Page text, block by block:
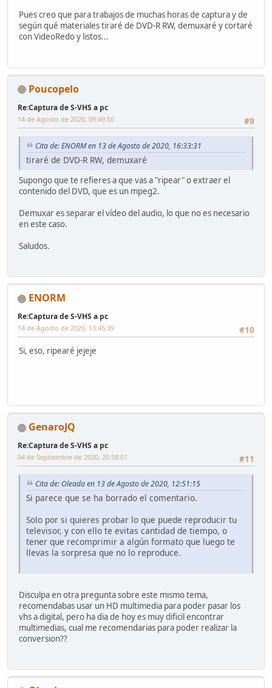
Pues creo que para trabajos de muchas horas de captura y de
según qué materiales tiraré de DVD-R RW, demuxaré y cortaré
con VideoRedo y listos...
Poucopelo
Re:Captura de S-VHS a pc
#9
14 de Agosto de 2020, 09:49:50
Cita de: ENORM en 13 de Agosto de 2020, 16:33:31
tiraré de DVD-R RW, demuxaré
Supongo que te refieres a que vas a "ripear" o extraer el
contenido del DVD, que es un mpeg2.
Demuxar es separar el vídeo del audio, lo que no es necesario
en este caso.
Saludos.
ENORM
Re:Captura de S-VHS a pc
#10
14 de Agosto de 2020, 13:45:39
Si, eso, ripearé jejeje
GenaroJQ
Re:Captura de S-VHS a pc
#11
04 de Septiembre de 2020, 20:58:01
Cita de: Oleada en 13 de Agosto de 2020, 12:51:15
Si parece que se ha borrado el comentario.
Solo por si quieres probar lo que puede reproducir tu
televisor, y con ello te evitas cantidad de tiempo, o
tener que recomprimir a algún formato que luego te
llevas la sorpresa que no lo reproduce.
Disculpa en otra pregunta sobre este mismo tema,
recomendabas usar un HD multimedia para poder pasar los
vhs a digital, pero ha dia de hoy es muy dificil encontrar
multimedias, cual me recomendarias para poder realizar la
conversion??